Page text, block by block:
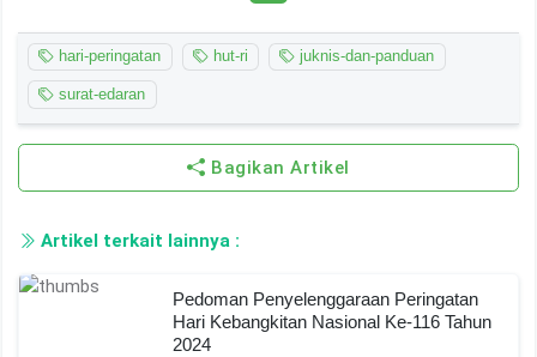
hari-peringatan hut-ri juknis-dan-panduan
surat-edaran
Bagikan Artikel
Artikel terkait lainnya :
Pedoman Penyelenggaraan Peringatan
Hari Kebangkitan Nasional Ke-116 Tahun
2024